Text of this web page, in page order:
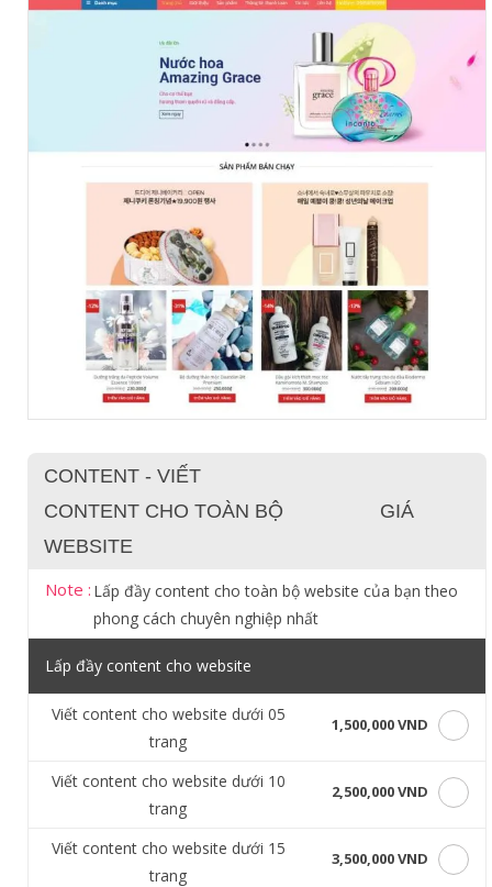
CONTENT - VIẾT
CONTENT CHO TOÀN BỘ
WEBSITE
GIÁ
Note : Lấp đầy content cho toàn bộ website của bạn theo
phong cách chuyên nghiệp nhất
Lấp đầy content cho website
Viết content cho website dưới 05
trang
1,500,000 VND
Viết content cho website dưới 10
trang
2,500,000 VND
Viết content cho website dưới 15
trang
3,500,000 VND